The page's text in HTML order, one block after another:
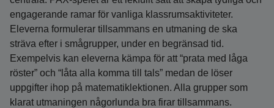
engagerande ramar för vanliga klassrumsaktiviteter.
Eleverna formulerar tillsammans en utmaning de ska
sträva efter i smågrupper, under en begränsad tid.
Exempelvis kan eleverna kämpa för att “prata med låga
röster” och “låta alla komma till tals” medan de löser
uppgifter ihop på matematiklektionen. Alla grupper som
klarat utmaningen någorlunda bra firar tillsammans.